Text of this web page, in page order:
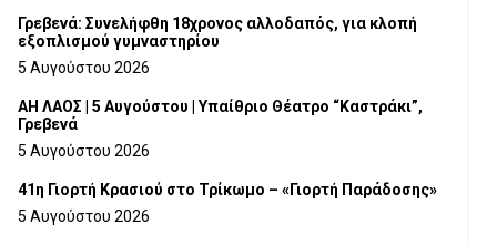
Γρεβενά: Συνελήφθη 18χρονος αλλοδαπός, για κλοπή
εξοπλισμού γυμναστηρίου
5 Αυγούστου 2026
ΑΗ ΛΑΟΣ | 5 Αυγούστου | Υπαίθριο Θέατρο “Καστράκι”,
Γρεβενά
5 Αυγούστου 2026
41η Γιορτή Κρασιού στο Τρίκωμο – «Γιορτή Παράδοσης»
5 Αυγούστου 2026